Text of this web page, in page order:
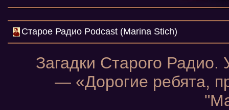
Cтарое Радио Podcast (Marina Stich)
Загадки Старого
— «Дорогие ребята,